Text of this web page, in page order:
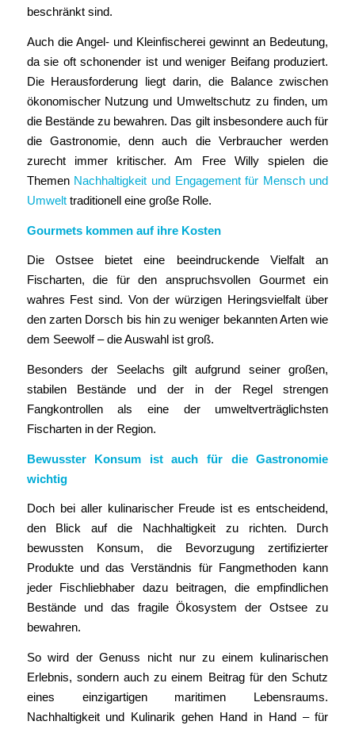
beschränkt sind.
Auch die Angel- und Kleinfischerei gewinnt an Bedeutung,
da sie oft schonender ist und weniger Beifang produziert.
Die Herausforderung liegt darin, die Balance zwischen
ökonomischer Nutzung und Umweltschutz zu finden, um
die Bestände zu bewahren. Das gilt insbesondere auch für
die Gastronomie, denn auch die Verbraucher werden
zurecht immer kritischer. Am Free Willy spielen die
Themen Nachhaltigkeit und Engagement für Mensch und
Umwelttraditionell eine große Rolle.
Gourmets kommen auf ihre Kosten
Die Ostsee bietet eine beeindruckende Vielfalt an
Fischarten, die für den anspruchsvollen Gourmet ein
wahres Fest sind. Von der würzigen Heringsvielfalt über
den zarten Dorsch bis hin zu weniger bekannten Arten wie
dem Seewolf – die Auswahl ist groß.
Besonders der Seelachs gilt aufgrund seiner großen,
stabilen Bestände und der in der Regel strengen
Fangkontrollen als eine der umweltverträglichsten
Fischarten in der Region.
Bewusster Konsum ist auch für die Gastronomie
wichtig
Doch bei aller kulinarischer Freude ist es entscheidend,
den Blick auf die Nachhaltigkeit zu richten. Durch
bewussten Konsum, die Bevorzugung zertifizierter
Produkte und das Verständnis für Fangmethoden kann
jeder Fischliebhaber dazu beitragen, die empfindlichen
Bestände und das fragile Ökosystem der Ostsee zu
bewahren.
So wird der Genuss nicht nur zu einem kulinarischen
Erlebnis, sondern auch zu einem Beitrag für den Schutz
eines einzigartigen maritimen Lebensraums.
Nachhaltigkeit und Kulinarik gehen Hand in Hand – für